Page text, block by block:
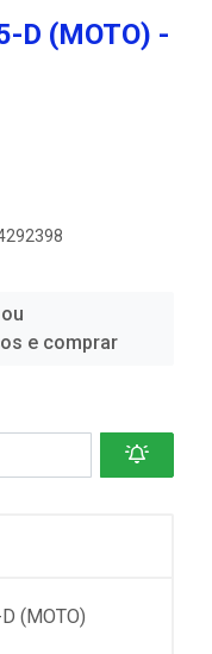
D (MOTO) -
e comprar
(MOTO)